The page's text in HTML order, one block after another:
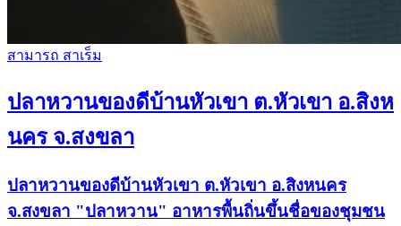
สามารถ สาเร็ม
ปลาหวานของดีบ้านหัวเขา ต.หัวเขา อ.สิงห
นคร จ.สงขลา
ปลาหวานของดีบ้านหัวเขา ต.หัวเขา อ.สิงหนคร
จ.สงขลา "ปลาหวาน" อาหารพื้นถิ่นขึ้นชื่อของชุมชน